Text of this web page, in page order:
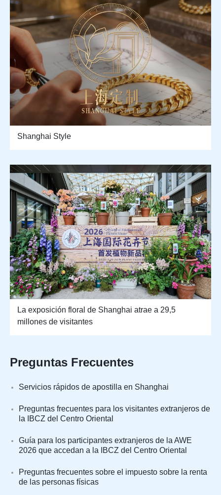
Shanghai Style
La exposición floral de Shanghai atrae a 29,5
millones de visitantes
Preguntas Frecuentes
Servicios rápidos de apostilla en Shanghai
Preguntas frecuentes para los visitantes extranjeros de
la IBCZ del Centro Oriental
Guía para los participantes extranjeros de la AWE
2026 que accedan a la IBCZ del Centro Oriental
Preguntas frecuentes sobre el impuesto sobre la renta
de las personas físicas